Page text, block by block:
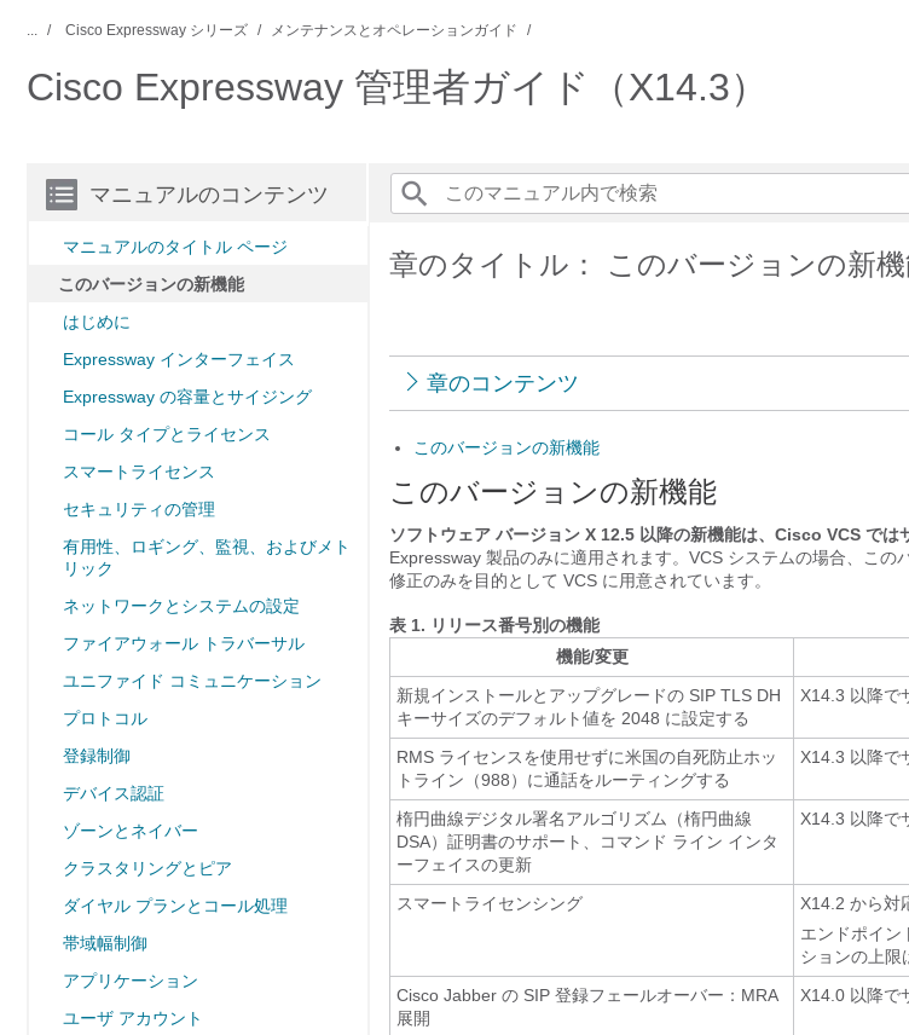
... Cisco Expressway シリーズ メンテナンスとオペレーションガイド
Cisco Expressway 管理者ガイド（X14.3）
マニュアルのコンテンツ
マニュアルのタイトル ページ
このバージョンの新機能
はじめに
Expressway インターフェイス
Expressway の容量とサイジング
コール タイプとライセンス
スマートライセンス
セキュリティの管理
有用性、ロギング、監視、およびメト
リック
ネットワークとシステムの設定
ファイアウォール トラバーサル
ユニファイド コミュニケーション
プロトコル
登録制御
デバイス認証
ゾーンとネイバー
クラスタリングとピア
ダイヤル プランとコール処理
帯域幅制御
アプリケーション
ユーザ アカウント
章のタイトル： このバージョンの新
章のコンテンツ
このバージョンの新機能
このバージョンの新機能
ソフトウェア バージョン X 12.5 以降の新機能は、Cisco VCS では
Expressway 製品のみに適用されます。VCS システムの場合、この
修正のみを目的として VCS に用意されています。
表 1. リリース番号別の機能
機能/変更
新規インストールとアップグレードの SIP TLS DH
キーサイズのデフォルト値を 2048 に設定する
X14.3 以降で
RMS ライセンスを使用せずに米国の自死防止ホッ
トライン（988）に通話をルーティングする
X14.3 以降で
楕円曲線デジタル署名アルゴリズム（楕円曲線
DSA）証明書のサポート、コマンド ライン インタ
ーフェイスの更新
X14.3 以降で
スマートライセンシング
X14.2 から対
エンドポイン
ションの上限
Cisco Jabber の SIP 登録フェールオーバー：MRA
展開
X14.0 以降で